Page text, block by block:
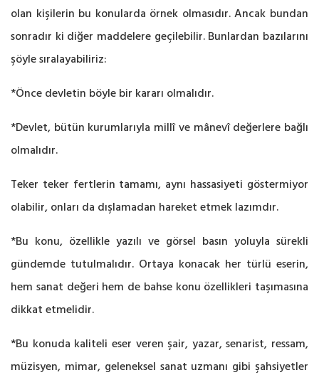
olan kişilerin bu konularda örnek olmasıdır. Ancak bundan
sonradır ki diğer maddelere geçilebilir. Bunlardan bazılarını
şöyle sıralayabiliriz:
*Önce devletin böyle bir kararı olmalıdır.
*Devlet, bütün kurumlarıyla millî ve mânevî değerlere bağlı
olmalıdır.
Teker teker fertlerin tamamı, aynı hassasiyeti göstermiyor
olabilir, onları da dışlamadan hareket etmek lazımdır.
*Bu konu, özellikle yazılı ve görsel basın yoluyla sürekli
gündemde tutulmalıdır. Ortaya konacak her türlü eserin,
hem sanat değeri hem de bahse konu özellikleri taşımasına
dikkat etmelidir.
*Bu konuda kaliteli eser veren şair, yazar, senarist, ressam,
müzisyen, mimar, geleneksel sanat uzmanı gibi şahsiyetler